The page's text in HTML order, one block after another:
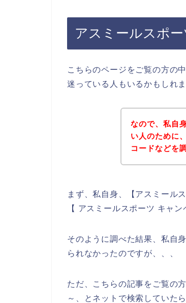
アスミールスポ
こちらのページをご覧の方の
迷っている人もいるかもしれま
なので、私自
い人のために
コードなどを
まず、私自身、【アスミール
【 アスミールスポーツ キャ
そのように調べた結果、私自
られなかったのですが、、、
ただ、こちらの記事をご覧の
～、とネットで検索していた